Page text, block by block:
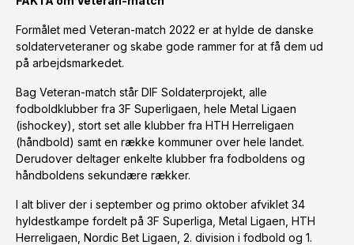
Formålet med Veteran-match 2022 er at hylde de danske
soldaterveteraner og skabe gode rammer for at få dem ud
på arbejdsmarkedet.
Bag Veteran-match står DIF Soldaterprojekt, alle
fodboldklubber fra 3F Superligaen, hele Metal Ligaen
(ishockey), stort set alle klubber fra HTH Herreligaen
(håndbold) samt en række kommuner over hele landet.
Derudover deltager enkelte klubber fra fodboldens og
håndboldens sekundære rækker.
I alt bliver der i september og primo oktober afviklet 34
hyldestkampe fordelt på 3F Superliga, Metal Ligaen, HTH
Herreligaen, Nordic Bet Ligaen, 2. division i fodbold og 1.